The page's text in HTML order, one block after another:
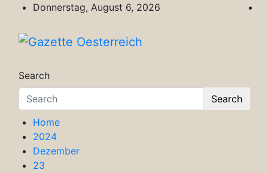
content
Donnerstag, August 6, 2026
Search
Search
Home
2024
Dezember
23